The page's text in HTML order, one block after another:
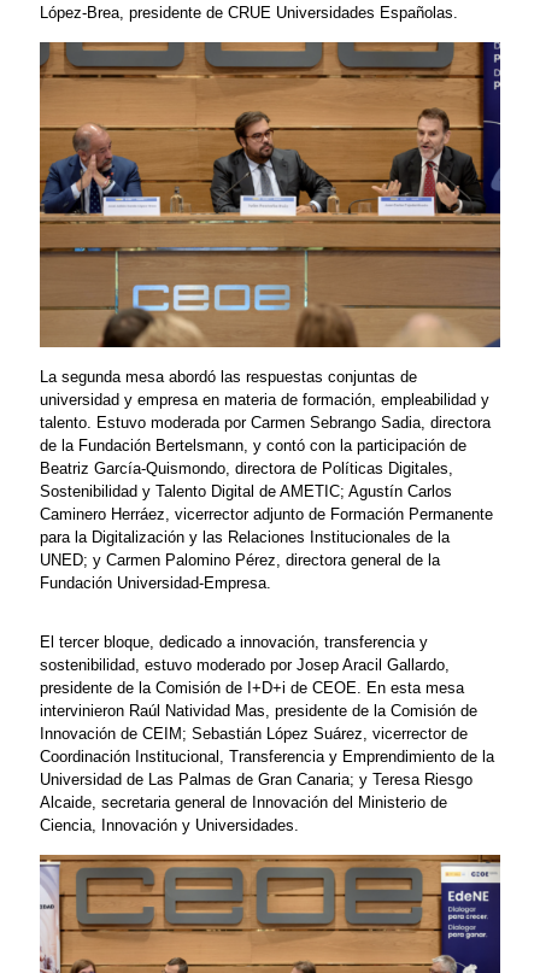
López-Brea, presidente de CRUE Universidades Españolas.
La segunda mesa abordó las respuestas conjuntas de
universidad y empresa en materia de formación, empleabilidad y
talento. Estuvo moderada por Carmen Sebrango Sadia, directora
de la Fundación Bertelsmann, y contó con la participación de
Beatriz García-Quismondo, directora de Políticas Digitales,
Sostenibilidad y Talento Digital de AMETIC; Agustín Carlos
Caminero Herráez, vicerrector adjunto de Formación Permanente
para la Digitalización y las Relaciones Institucionales de la
UNED; y Carmen Palomino Pérez, directora general de la
Fundación Universidad-Empresa.
El tercer bloque, dedicado a innovación, transferencia y
sostenibilidad, estuvo moderado por Josep Aracil Gallardo,
presidente de la Comisión de I+D+i de CEOE. En esta mesa
intervinieron Raúl Natividad Mas, presidente de la Comisión de
Innovación de CEIM; Sebastián López Suárez, vicerrector de
Coordinación Institucional, Transferencia y Emprendimiento de la
Universidad de Las Palmas de Gran Canaria; y Teresa Riesgo
Alcaide, secretaria general de Innovación del Ministerio de
Ciencia, Innovación y Universidades.